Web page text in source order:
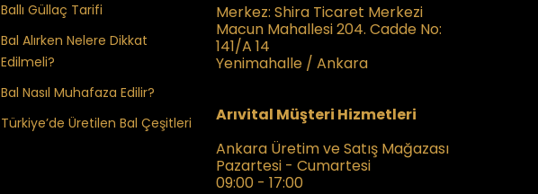
Ballı Güllaç Tarifi
Bal Alırken Nelere Dikkat
Edilmeli?
Bal Nasıl Muhafaza Edilir?
Türkiye’de Üretilen Bal Çeşitleri
Merkez: Shira Ticaret Merkezi
Macun Mahallesi 204. Cadde No:
141/A 14
Yenimahalle / Ankara
Arıvital Müşteri Hizmetleri
Ankara Üretim ve Satış Mağazası
Pazartesi - Cumartesi
09:00 - 17:00